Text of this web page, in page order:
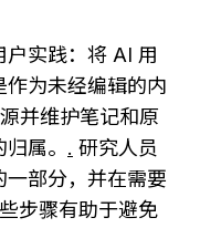
实践：将 AI 用
为未经编辑的内
并维护笔记和原
属。 . 研究人员
部分，并在需要
步骤有助于避免